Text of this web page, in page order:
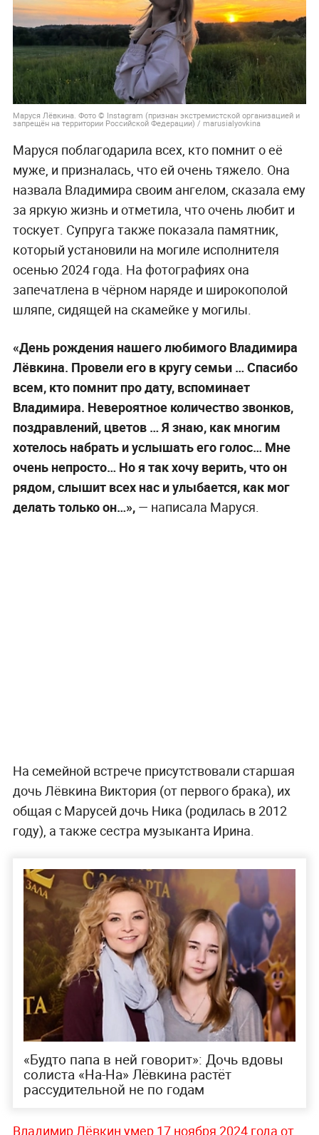
Маруся Лёвкина. Фото © Instagram (признан экстремистской организацией и
запрещён на территории Российской Федерации) / marusialyovkina
Маруся поблагодарила всех, кто помнит о её
муже, и призналась, что ей очень тяжело. Она
назвала Владимира своим ангелом, сказала ему
за яркую жизнь и отметила, что очень любит и
тоскует. Супруга также показала памятник,
который установили на могиле исполнителя
осенью 2024 года. На фотографиях она
запечатлена в чёрном наряде и широкополой
шляпе, сидящей на скамейке у могилы.
«День рождения нашего любимого Владимира
Лёвкина. Провели его в кругу семьи … Спасибо
всем, кто помнит про дату, вспоминает
Владимира. Невероятное количество звонков,
поздравлений, цветов … Я знаю, как многим
хотелось набрать и услышать его голос… Мне
очень непросто… Но я так хочу верить, что он
рядом, слышит всех нас и улыбается, как мог
делать только он…», — написала Маруся.
На семейной встрече присутствовали старшая
дочь Лёвкина Виктория (от первого брака), их
общая с Марусей дочь Ника (родилась в 2012
году), а также сестра музыканта Ирина.
«Будто папа в ней говорит»: Дочь вдовы
солиста «На-На» Лёвкина растёт
рассудительной не по годам
Владимир Лёвкин умер 17 ноября 2024 года от